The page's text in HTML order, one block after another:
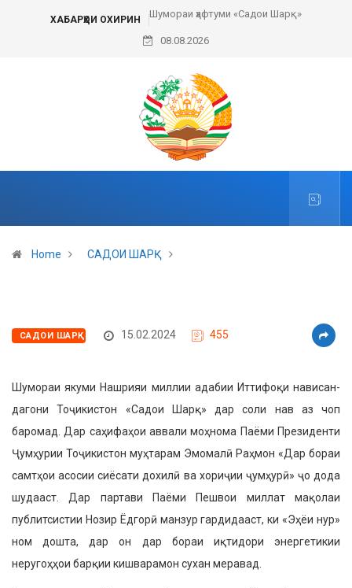
ХАБАРҲОИ ОХИРИН Шумораи ҳафтуми «Садои Шарқ»
08.08.2026
Home САДОИ ШАРҚ
САДОИ ШАРҚ 15.02.2024 455
Шумораи якуми Нашрияи миллии адабии Иттифоқи нависан­
дагони Тоҷикистон «Садои Шарқ» дар соли нав аз чоп
баромад. Дар саҳифаҳои аввали моҳнома Паёми Президенти
Ҷумҳурии Тоҷикистон муҳтарам Эмомалӣ Раҳмон «Дар бораи
самтҳои асосии сиёсати дохилӣ ва хориҷии ҷумҳурӣ» ҷо дода
шудааст. Дар партави Паёми Пешвои миллат мақолаи
публитсистии Нозир Ёдгорӣ манзур гардидааст, ки «Эҳёи нур»
ном дошта, дар он дар бораи иқтидори энергетикии
неругоҳҳои барқии кишварамон сухан меравад.